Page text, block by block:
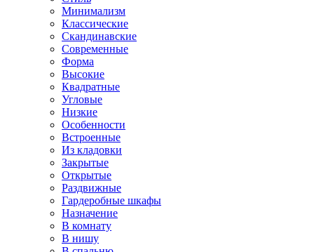
Минимализм
Классические
Скандинавские
Современные
Форма
Высокие
Квадратные
Угловые
Низкие
Особенности
Встроенные
Из кладовки
Закрытые
Открытые
Раздвижные
Гардеробные шкафы
Назначение
В комнату
В нишу